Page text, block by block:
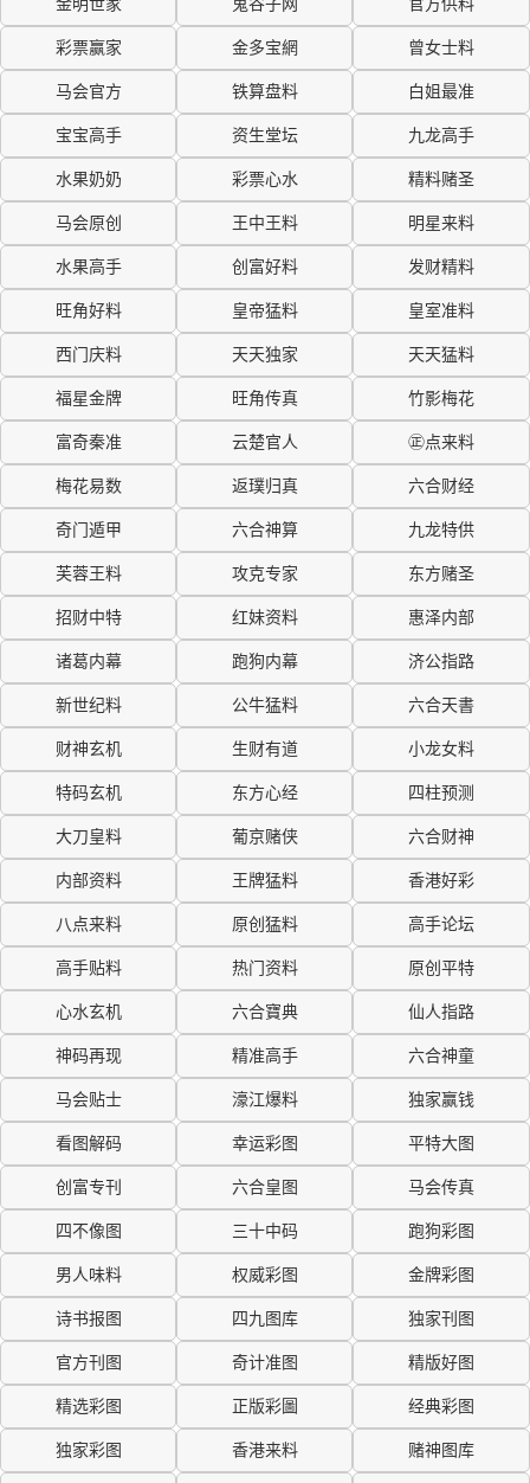
金明世家 鬼谷子网 官方供料
彩票赢家 金多宝網 曾女士料
马会官方 铁算盘料 白姐最准
宝宝高手 资生堂坛 九龙高手
水果奶奶 彩票心水 精料赌圣
马会原创 王中王料 明星来料
水果高手 创富好料 发财精料
旺角好料 皇帝猛料 皇室准料
西门庆料 天天独家 天天猛料
福星金牌 旺角传真 竹影梅花
富奇秦准 云楚官人 ㊣点来料
梅花易数 返璞归真 六合财经
奇门遁甲 六合神算 九龙特供
芙蓉王料 攻克专家 东方赌圣
招财中特 红妹资料 惠泽内部
诸葛内幕 跑狗内幕 济公指路
新世纪料 公牛猛料 六合天書
财神玄机 生财有道 小龙女料
特码玄机 东方心经 四柱预测
大刀皇料 葡京赌侠 六合财神
内部资料 王牌猛料 香港好彩
八点来料 原创猛料 高手论坛
高手贴料 热门资料 原创平特
心水玄机 六合寶典 仙人指路
神码再现 精准高手 六合神童
马会贴士 濠江爆料 独家赢钱
看图解码 幸运彩图 平特大图
创富专刊 六合皇图 马会传真
四不像图 三十中码 跑狗彩图
男人味料 权威彩图 金牌彩图
诗书报图 四九图库 独家刊图
官方刊图 奇计准图 精版好图
精选彩图 正版彩圖 经典彩图
独家彩图 香港来料 赌神图库